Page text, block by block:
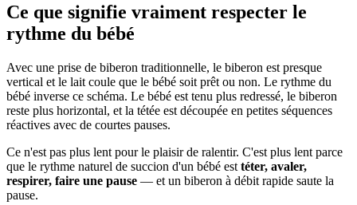
Ce que signifie vraiment respecter le
rythme du bébé
Avec une prise de biberon traditionnelle, le biberon est presque
vertical et le lait coule que le bébé soit prêt ou non. Le rythme du
bébé inverse ce schéma. Le bébé est tenu plus redressé, le biberon
reste plus horizontal, et la tétée est découpée en petites séquences
réactives avec de courtes pauses.
Ce n'est pas plus lent pour le plaisir de ralentir. C'est plus lent parce
que le rythme naturel de succion d'un bébé est téter, avaler,
respirer, faire une pause — et un biberon à débit rapide saute la
pause.